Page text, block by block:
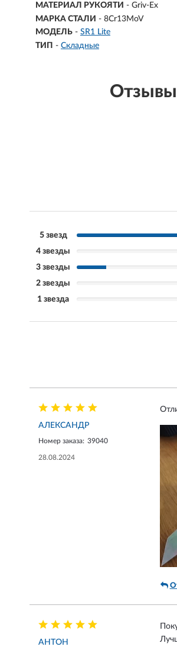
МАТЕРИАЛ РУКОЯТИ - Griv-Ex
МАРКА СТАЛИ - 8Cr13MoV
МОДЕЛЬ - SR1 Lite
ТИП - Складные
Отзывы
5 звезд
4 звезды
3 звезды
2 звезды
1 звезда
АЛЕКСАНДР
Номер заказа: 39040
28.08.2024
АНТОН